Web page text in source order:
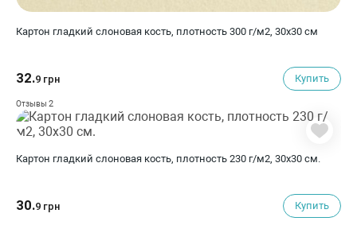
Картон гладкий слоновая кость, плотность 300 г/м2, 30х30 см
32.9 грн Купить
Отзывы 2
Картон гладкий слоновая кость, плотность 230 г/м2, 30х30 см.
30.9 грн Купить